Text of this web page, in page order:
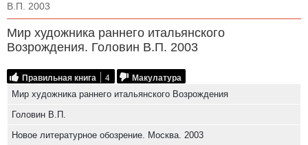
В.П. 2003
Мир художника раннего итальянского
Возрождения. Головин В.П. 2003
Правильная книга 4 Макулатура
Мир художника раннего итальянского Возрождения
Головин В.П.
Новое литературное обозрение. Москва. 2003